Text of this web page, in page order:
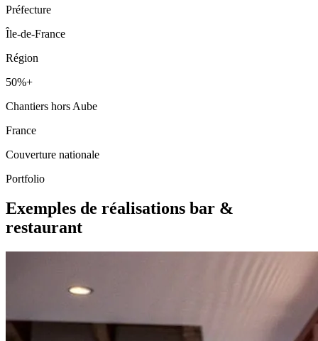
Préfecture
Île-de-France
Région
50%+
Chantiers hors Aube
France
Couverture nationale
Portfolio
Exemples de réalisations bar &
restaurant